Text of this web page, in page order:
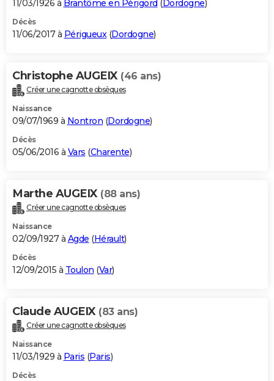
11/03/1926 à Brantôme en Périgord ( Dordogne)
Décès
11/06/2017 à Périgueux(Dordogne)
Christophe AUGEIX (46 ans)
Créer une cagnotte obsèques
Naissance
09/07/1969 à Nontron (Dordogne)
Décès
05/06/2016 à Vars (Charente)
Marthe AUGEIX (88 ans)
Créer une cagnotte obsèques
Naissance
02/09/1927 à Agde (Hérault)
Décès
12/09/2015 à Toulon (Var)
Claude AUGEIX (83 ans)
Créer une cagnotte obsèques
Naissance
11/03/1929 à Paris (Paris)
Décès